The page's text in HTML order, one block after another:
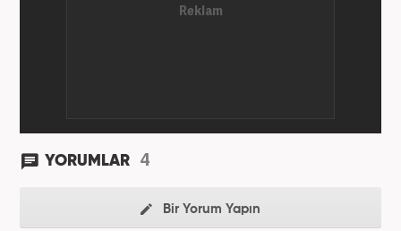
YORUMLAR 4
Bir Yorum Yapın